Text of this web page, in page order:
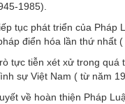
1985).
tục phát triển của Pháp
điển hóa lần thứ nhất (
tực tiễn xét xử trong quá
sự Việt Nam ( từ năm
về hoàn thiện Pháp